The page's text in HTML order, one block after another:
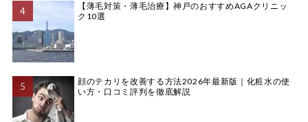
【薄毛対策・薄毛治療】神戸のおすすめAGAクリニッ
ク10選
顔のテカリを改善する方法2026年最新版｜化粧水の使
い方・口コミ評判を徹底解説